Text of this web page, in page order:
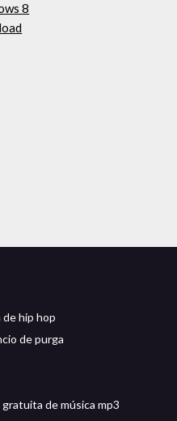
8
hip hop
de purga
de música mp3